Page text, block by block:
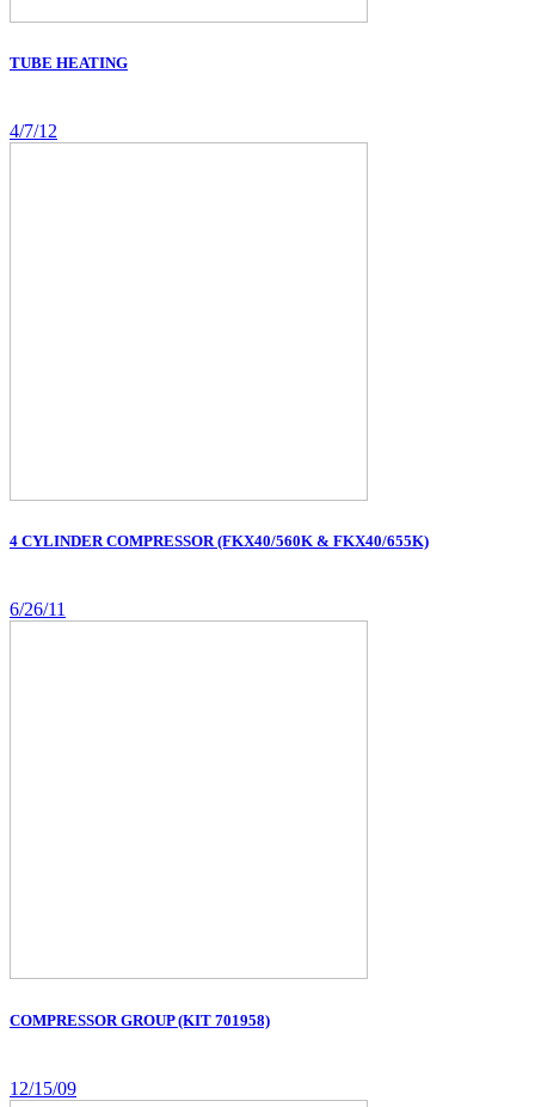
TUBE HEATING
4/7/12
4 CYLINDER COMPRESSOR (FKX40/560K & FKX40/655K)
6/26/11
COMPRESSOR GROUP (KIT 701958)
12/15/09